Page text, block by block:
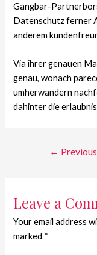
Gangbar-
Datenschutz ferner
anderem
Via ihrer genauen
genau, wonach
umherwandern
dahinter die
←
Leave a
Your email address
marked *